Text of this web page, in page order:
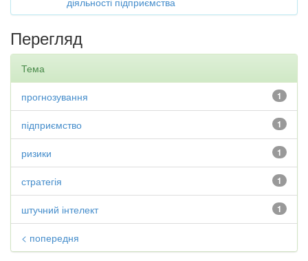
Перегляд
Тема
1
прогнозування
1
підприємство
1
ризики
1
стратегія
1
штучний інтелект
< попередня